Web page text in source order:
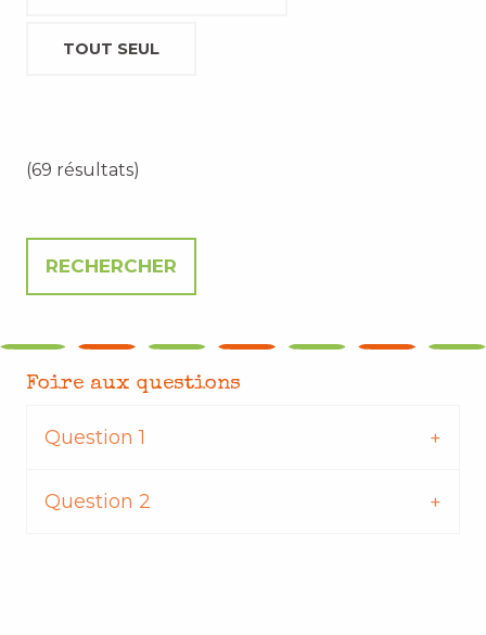
TOUT SEUL
(69 résultats)
Foire aux questions
Question 1
Question 2